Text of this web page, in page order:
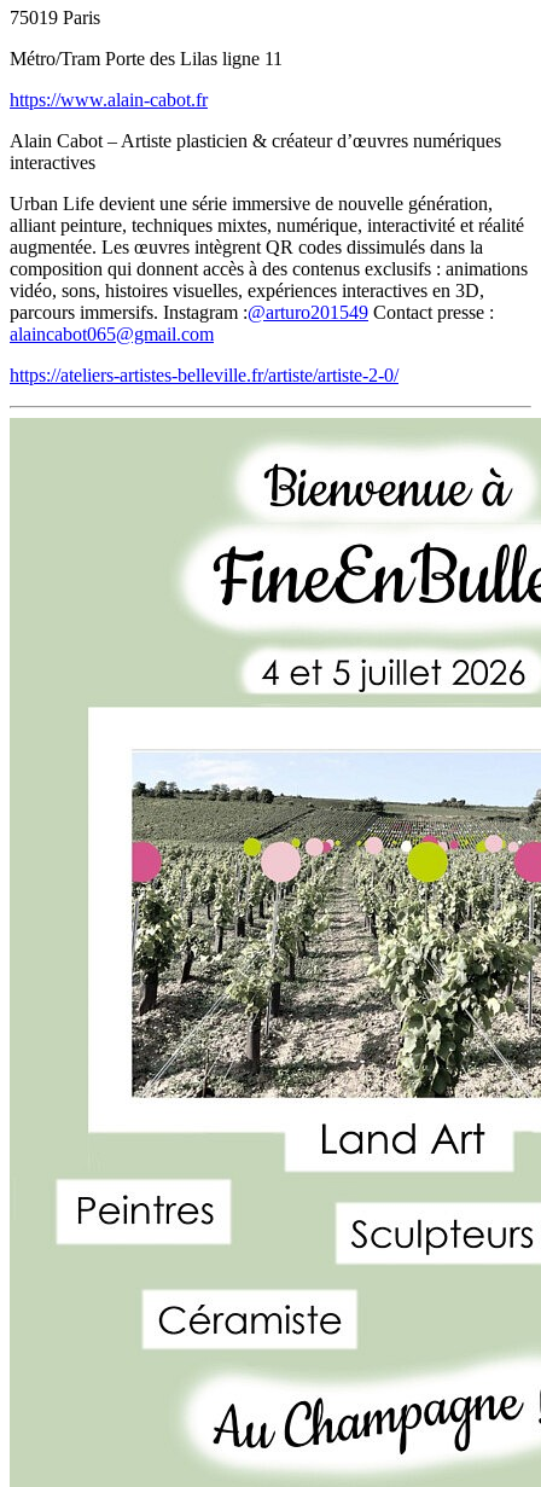
75019 Paris
Métro/Tram Porte des Lilas ligne 11
https://www.alain-cabot.fr
Alain Cabot – Artiste plasticien & créateur d’œuvres numériques
interactives
Urban Life devient une série immersive de nouvelle génération,
alliant peinture, techniques mixtes, numérique, interactivité et réalité
augmentée. Les œuvres intègrent QR codes dissimulés dans la
composition qui donnent accès à des contenus exclusifs : animations
vidéo, sons, histoires visuelles, expériences interactives en 3D,
parcours immersifs. Instagram :@arturo201549 Contact presse :
alaincabot065@gmail.com
https://ateliers-artistes-belleville.fr/artiste/artiste-2-0/